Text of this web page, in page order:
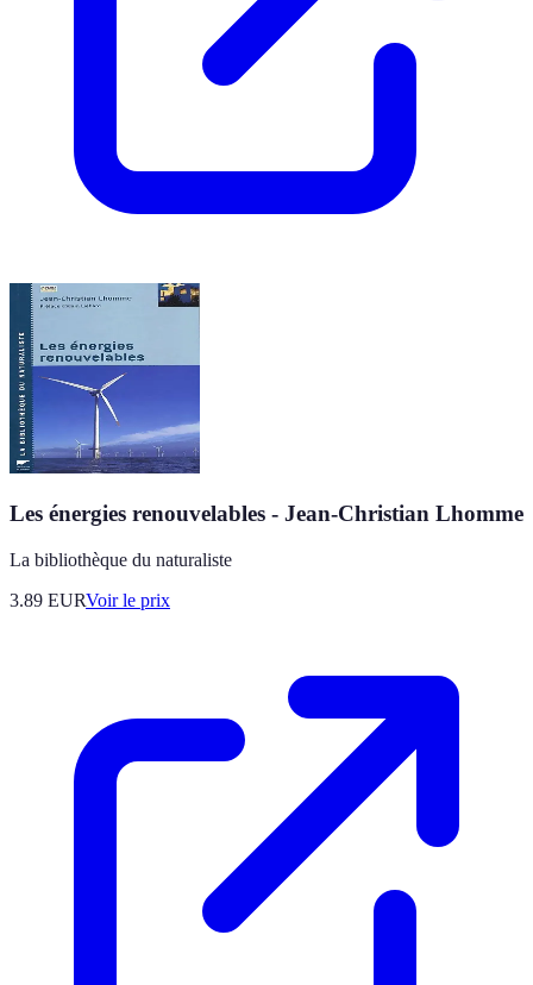
Les énergies renouvelables - Jean-Christian Lhomme
La bibliothèque du naturaliste
3.89 EURVoir le prix